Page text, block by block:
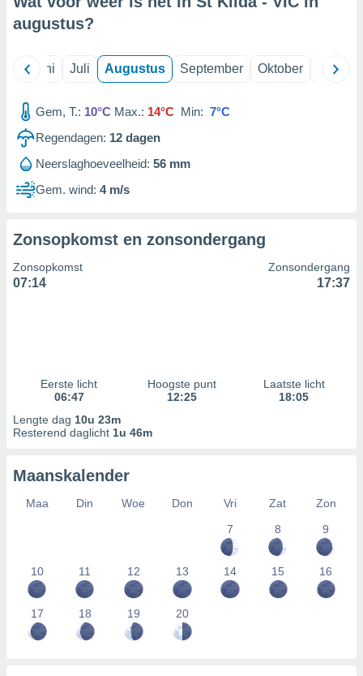
augustus?
Juni Juli Augustus September Oktober
Gem, T.: 10°C Max.: 14°C Min: 7°C
Regendagen: 12 dagen
Neerslaghoeveelheid: 56 mm
Gem. wind: 4 m/s
Zonsopkomst en zonsondergang
Zonsopkomst
07:14
Zonsondergang
17:37
Eerste licht
06:47
Hoogste punt
12:25
Laatste licht
18:05
Lengte dag 10u 23m
Resterend daglicht 1u 46m
Maanskalender
Maa Din Woe Don Vri Zat
Zon
7
8 9
10 11 12 13 14 15 16
17 18 19 20